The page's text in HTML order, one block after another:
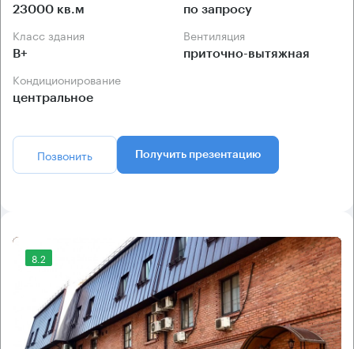
23000 кв.м по запросу
Класс здания
B+
Вентиляция
приточно-вытяжная
Кондиционирование
центральное
Позвонить Получить презентацию
8.2